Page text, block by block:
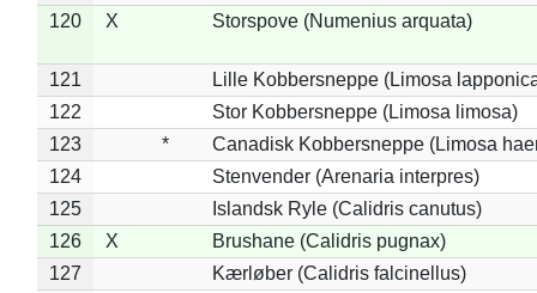
120
X Storspove (Numenius arquata)
121
Lille Kobbersneppe (Limosa
122
Stor Kobbersneppe (Limosa limosa)
123
*
Canadisk Kobbersneppe (Limosa
124
Stenvender (Arenaria interpres)
125
Islandsk Ryle (Calidris canutus)
126
X
Brushane (Calidris pugnax)
127
Kærløber (Calidris falcinellus)